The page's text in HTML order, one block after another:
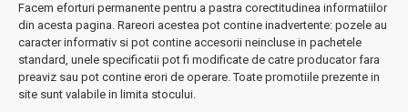
→ Sucuri proaspete în câteva minute
→ Design compact, perfect pentru orice bucătărie
→ Curățare ușoară după utilizare
→ Raport calitate-preț excelent
Facem eforturi permanente pentru a pastra corectitudinea informatiilor
din acesta pagina. Rareori acestea pot contine inadvertente: pozele au
caracter informativ si pot contine accesorii neincluse in pachetele
standard, unele specificatii pot fi modificate de catre producator fara
preaviz sau pot contine erori de operare. Toate promotiile prezente in
site sunt valabile in limita stocului.